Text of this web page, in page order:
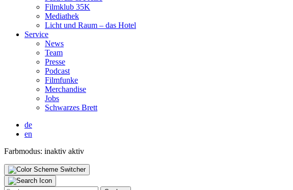
Film­klub 35K
Media­thek
Licht und Raum – das Hotel
Ser­vice
News
Team
Pres­se
Pod­cast
Film­fun­ke
Mer­chan­di­se
Jobs
Schwar­zes Brett
de
en
Farbmodus: inaktiv aktiv